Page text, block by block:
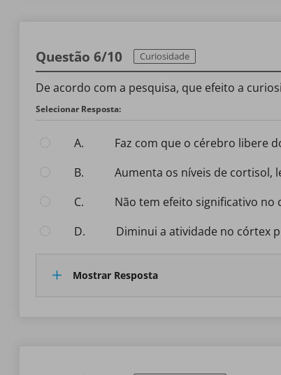
Questão 6/10 Curiosidade
De acordo com a pesquisa, que efeito a
Selecionar Resposta:
A.
Faz com que o cérebro libere
B.
Aumenta os níveis de cortisol,
C.
Não tem efeito significativo no
D.
Diminui a atividade no
Mostrar Resposta